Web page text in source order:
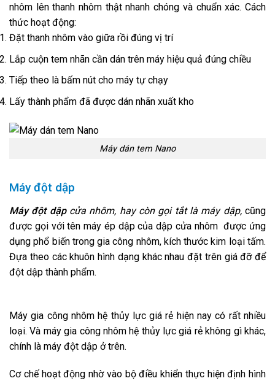
nhôm lên thanh nhôm thật nhanh chóng và chuẩn xác. Cách
thức hoạt động:
Đặt thanh nhôm vào giữa rồi đúng vị trí
Lắp cuộn tem nhãn cần dán trên máy hiệu quả đúng chiều
Tiếp theo là bấm nút cho máy tự chạy
Lấy thành phẩm đã được dán nhãn xuất kho
Máy dán tem Nano
Máy đột dập
Máy đột dập cửa nhôm, hay còn gọi tắt là máy dập,cũng
được gọi với tên máy ép dập của dập cửa nhôm được ứng
dụng phổ biến trong gia công nhôm, kích thước kim loại tấm.
Đựa theo các khuôn hình dạng khác nhau đặt trên giá đỡ để
đột dập thành phẩm.
Máy gia công nhôm hệ thủy lực giá rẻ hiện nay có rất nhiều
loại. Và máy gia công nhôm hệ thủy lực giá rẻ không gì khác,
chính là máy đột dập ở trên.
Cơ chế hoạt động nhờ vào bộ điều khiển thực hiện định hình